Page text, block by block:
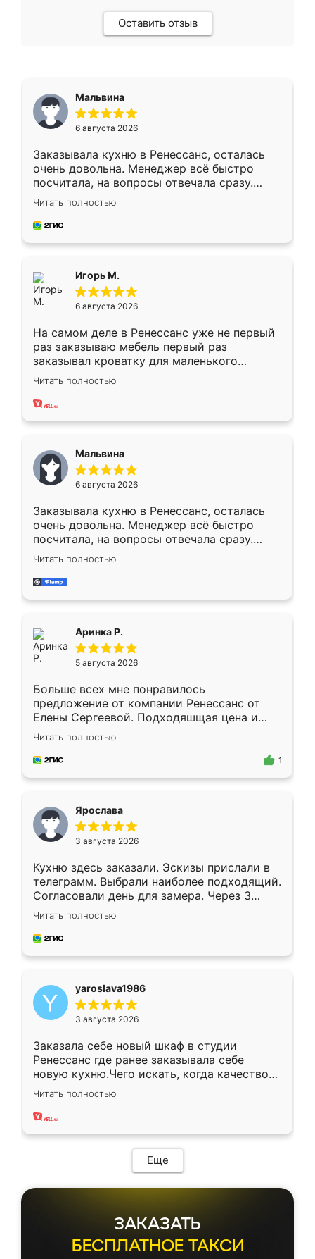
Оставить отзыв
Мальвина
6 августа 2026
Заказывала кухню в Ренессанс, осталась
очень довольна. Менеджер всё быстро
посчитала, на вопросы отвечала сразу.
Замерщик приехал в субботу, подошёл к
делу со всей ответственностью. Собрали
за день, ребята работали аккуратно, даже
Читать полностью
Игорь М.
6 августа 2026
На самом деле в Ренессанс уже не первый
раз заказываю мебель первый раз
заказывал кроватку для маленького
ребёнка при его рождении ,во второй раз
заказал шкаф-купе. По качеству очень
хорошее сборка достаточно быстрая,
меньше, здесь же он более разнообразный.
Мне нравится ,если что-то потребуется из
мебели буду заказывать только здесь.
Читать полностью
Мальвина
6 августа 2026
Заказывала кухню в Ренессанс, осталась
очень довольна. Менеджер всё быстро
посчитала, на вопросы отвечала сразу.
Замерщик приехал в субботу, подошёл к
делу со всей ответственностью. Собрали
за день, ребята работали аккуратно, даже
Читать полностью
Аринка Р.
5 августа 2026
Больше всех мне понравилось
предложение от компании Ренессанс от
Елены Сергеевой. Подходяшщая цена и
короткие сроки изготовления. Приехавший
для замера сотрудник Владислав
предложил по моему эскизу самый
Читать полностью
1
Ярослава
3 августа 2026
Кухню здесь заказали. Эскизы прислали в
телеграмм. Выбрали наиболее подходящий.
Согласовали день для замера. Через 3
недели кухня была уже готова. Остались
довольны работой. Спасибо Ренессанс
мебель за качественную работу!
Читать полностью
yaroslava1986
3 августа 2026
Заказала себе новый шкаф в студии
Ренессанс где ранее заказывала себе
новую кухню.Чего искать, когда качеством
вполне довольна. Служит кухня уже почти
два года, нареканий нет.
Читать полностью
Еще
ЗАКАЗАТЬ
БЕСПЛАТНОЕ ТАКСИ